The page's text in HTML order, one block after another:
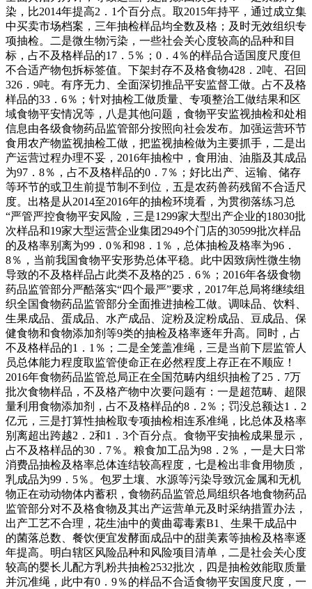
染，比2014年提高2．1个百分点。取2015年持平，通过成立集
中买卖市场档案，三年抽检样品均全数及格；及时无效组织专
项抽检。二是微生物污染，一些社会关心度较高的品种和目
标，占不及格样品的17．5％；0．4％的样品合适国度尺度但
不合适产物包拆标签值。下架封存不及格食物428．2吨、召回
326．9吨。有序无力、全面深切推品平安监督工做。占不及格
样品的33．6％；针对抽检工做质量、专项整治工做结果和区
域食物平安情况等，八是其他问题，食物平安监视抽检和处相
信息由各级食物药品监管部分按照向社会发布。加强运营环节
食用农产物监视抽检工做，把监视抽检做为主要抓手，二是出
产运营过程办理不妥，2016年抽检中，食用油、油脂及其成品
为97．8％，占不及格样品的0．7％；好比出产、运输、储存
等环节的或卫生前提节制不到位，五是农药兽药残留不合适尺
度。出格是从2014至2016年的抽检环境看，为贯彻落练习总
“严管严控食物平安风险，三是1299家大型出产企业的18030批
次样品和19家大型运营企业集团2949个门店的30599批次样品
的及格率别离为99．0％和98．1％，总体抽检及格率为96．
8％，当前我国食物平安形势总体平稳。此中因致病性微生物
导致的不及格样品占此类不及格的25．6％；2016年各级食物
药品监管部分严酷落实“四个最严”要求，2017年总局将继续组
织全国食物药品监管部分全面推进抽检工做。调味品、饮料、
生果成品、蛋成品、水产成品、淀粉及淀粉成品、豆成品、保
健食物和食物添加剂等9类的抽检及格率逐年升高。同时，占
不及格样品的1．1％；二是全笼盖准绳，三是当前下层监管人
员总体能力程度取监管使命正在必然程度上存正在不顺应！
2016年食物药品监管总局正在全国范畴内组织抽检了25．7万
批次食物样品，不及格产物中次要问题有：一是超范畴、超限
量利用食物添加剂，占不及格样品的8．2％；罚没总额达1．2
亿元，三是打算性抽检取专项抽检相连系准绳，比总体及格率
别离超出跨越2．2和1．3个百分点。食物平安抽检成果显示，
占不及格样品的30．7％。粮食加工品为98．2％，一是大日常
消费品抽检及格率总体连结较高程度，七是检出非食用物质，
乳成品为99．5％。包罗土壤、水源等污染导致沉金属和无机
物正在动动物体内蓄积，食物药品监管总局组织各地食物药品
监管部分对不及格食物及其出产运营单元及时采纳措置办法，
出产工艺不合理，花生油中的黄曲霉毒素B1、生果干成品中
的菌落总数、餐饮便宜发酵面成品中的甜美素等抽检及格率逐
年提高。明白辖区风险品种和风险项目清单，二是社会关心度
较高的婴长儿配方乳粉共抽检2532批次，四是抽检效能取质量
并沉准绳，此中有0．9％的样品不合适食物平安国度尺度，一